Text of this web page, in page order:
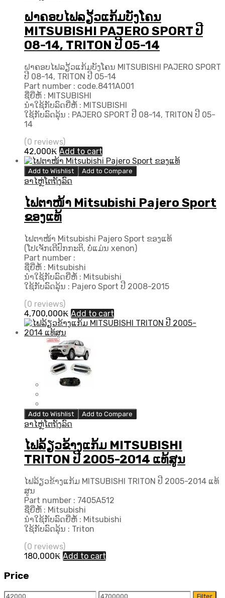
ຝາຄອບໄຟລຽ້ວແກ້ມບັງໂຄນ
MITSUBISHI PAJERO SPORT ປີ
08-14, TRITON ປີ 05-14
ຝາຄອບໄຟລຽ້ວແກ້ມບັງໂຄນ MITSUBISHI PAJERO SPORT
ປີ 08-14, TRITON ປີ 05-14
Part number : code.8411A001
ຊື່ຍີ່ຫໍ້ : MITSUBISHI
ນຳໃຊ້ກັບລົດຍີ່ຫໍ້ : MITSUBISHI
ໃຊ້ກັບລົດລຸ້ນ : PAJERO SPORT ປີ 08-14, TRITON ປີ 05-
14
(0 reviews)
42,000₭ Add to cart
Add to Wishlist Add to Compare
ອາໄຫຼ່ໂຕຖັງລົດ
ໄຟຕາໜ້າ Mitsubishi Pajero Sport
ຂອງແທ້
ໄຟຕາໜ້າ Mitsubishi Pajero Sport ຂອງແທ້
(ໂປເຈັກເຕີປົກກະຕິ, ບໍ່ແມ່ນ xenon)
Part number :
ຊື່ຍີ່ຫໍ້ : Mitsubishi
ນຳໃຊ້ກັບລົດຍີ່ຫໍ້ : Mitsubishi
ໃຊ້ກັບລົດລຸ້ນ : Pajero Sport ປີ 2008-2015
(0 reviews)
4,700,000₭ Add to cart
Add to Wishlist Add to Compare
ອາໄຫຼ່ໂຕຖັງລົດ
ໄຟລ້ຽວຂ້າງແກ້ມ MITSUBISHI
TRITON ປີ 2005-2014 ແທ້ສູນ
ໄຟລ້ຽວຂ້າງແກ້ມ MITSUBISHI TRITON ປີ 2005-2014 ແທ້
ສູນ
Part number : 7405A512
ຊື່ຍີ່ຫໍ້ : Mitsubishi
ນຳໃຊ້ກັບລົດຍີ່ຫໍ້ : Mitsubishi
ໃຊ້ກັບລົດລຸ້ນ : Triton
(0 reviews)
180,000₭ Add to cart
Price
Min Max Filter